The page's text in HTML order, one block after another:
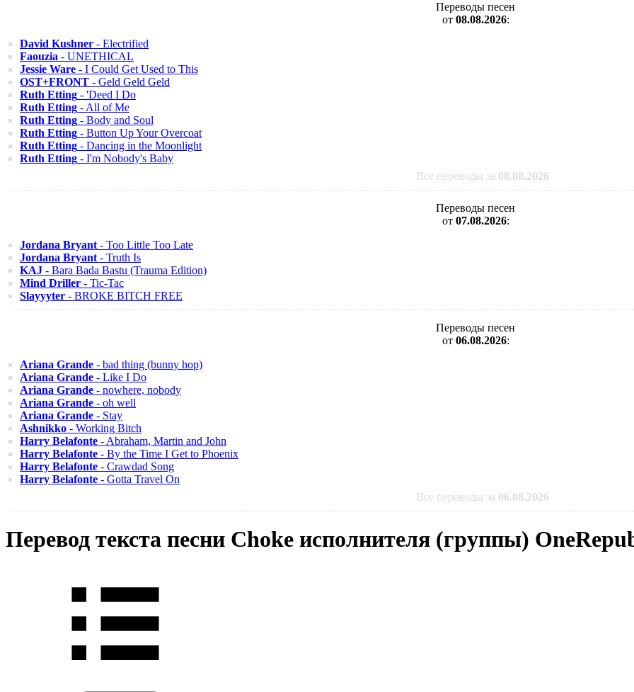
Переводы песен
от 08.08.2026:
David Kushner - Electrified
Faouzia - UNETHICAL
Jessie Ware - I Could Get Used to This
OST+FRONT - Geld Geld Geld
Ruth Etting - 'Deed I Do
Ruth Etting - All of Me
Ruth Etting - Body and Soul
Ruth Etting - Button Up Your Overcoat
Ruth Etting - Dancing in the Moonlight
Ruth Etting - I'm Nobody's Baby
Все переводы за 08.08.2026
Переводы песен
от 07.08.2026:
Jordana Bryant - Too Little Too Late
Jordana Bryant - Truth Is
KAJ - Bara Bada Bastu (Trauma Edition)
Mind Driller - Tic-Tac
Slayyyter - BROKE BITCH FREE
Переводы песен
от 06.08.2026:
Ariana Grande - bad thing (bunny hop)
Ariana Grande - Like I Do
Ariana Grande - nowhere, nobody
Ariana Grande - oh well
Ariana Grande - Stay
Ashnikko - Working Bitch
Harry Belafonte - Abraham, Martin and John
Harry Belafonte - By the Time I Get to Phoenix
Harry Belafonte - Crawdad Song
Harry Belafonte - Gotta Travel On
Все переводы за 06.08.2026
Перевод текста песни Choke исполнителя (группы)